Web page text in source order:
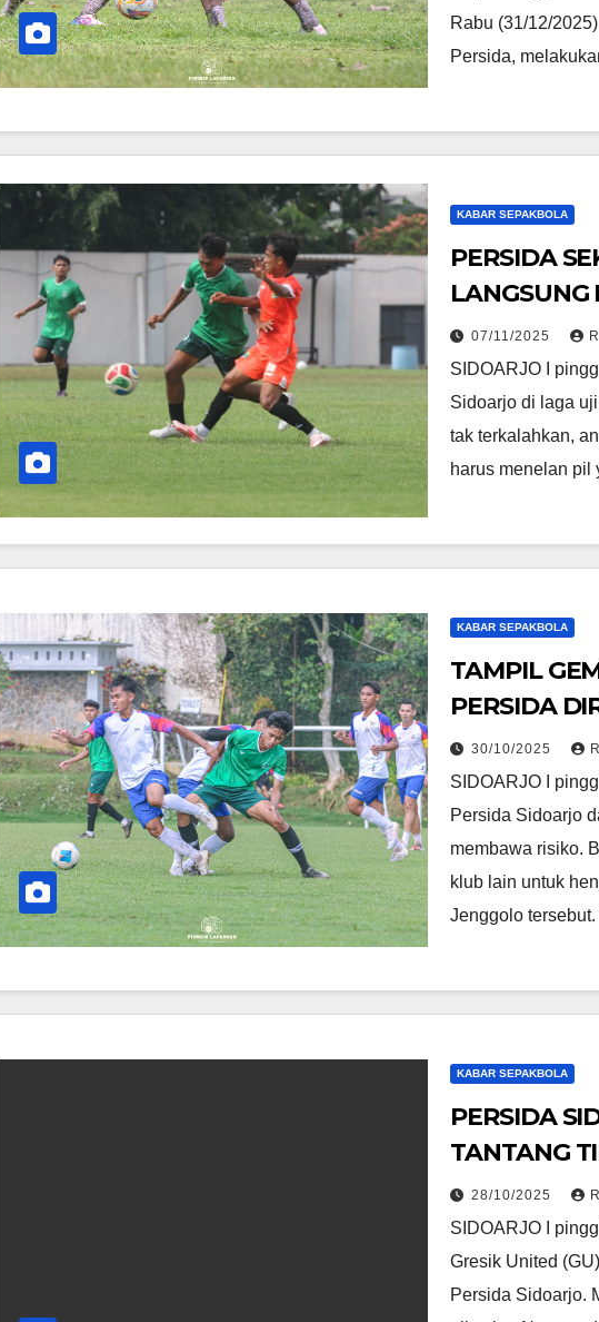
Rabu (31/12/
Persida,
KABAR SEPAKBOLA
PERSIDA
LANGSUNG
07/11/2025
SIDOARJO I
Sidoarjo di laga
tak terkalahkan,
harus menelan
KABAR SEPAKBOLA
TAMPIL
PERSIDA
3 30/10/2025
SIDOARJO I
Persida Sidoarjo
membawa risiko.
klub lain untuk
Jenggolo
KABAR SEPAKBOLA
PERSIDA SIDOARJO KEMBALI
TANTANG
28/10/2025
SIDOARJO I
Gresik United
Persida Sidoarjo.